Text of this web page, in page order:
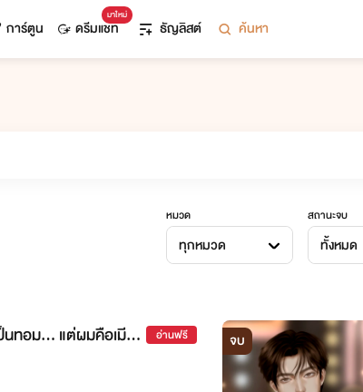
การ์ตูน
มาใหม่
ดรีมแชท ธัญลิสต์ ค้นหา
หมวด
ทุกหมวด
สถานะจบ
ทั้งหมด
นทอม… แต่ผมคือเมียเ
อ่านฟรี จบ